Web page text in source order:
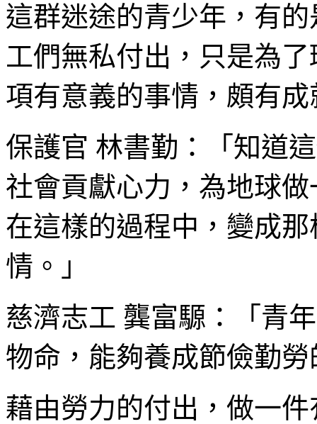
這群迷途的青少年，有
工們無私付出，只是為
項有意義的事情，頗有成
保護官 林書勤：「知道
社會貢獻心力，為地球
在這樣的過程中，變成
情。」
慈濟志工 龔富騵：「青
物命，能夠養成節儉勤
藉由勞力的付出，做一